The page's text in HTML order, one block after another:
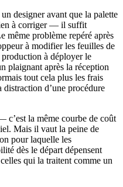
designer avant que la palette
à corriger — il suffit
même problème repéré après
à modifier les feuilles de
à déployer le
plaignant après la réception
tout cela plus les frais
d’une procédure
c’est la même courbe de coût
Mais il vaut la peine de
pour laquelle les
dès le départ dépensent
qui la traitent comme un